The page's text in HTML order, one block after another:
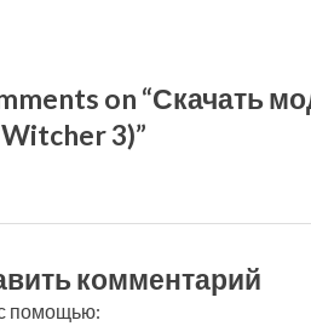
on “Скачать
3)”
комментарий
помощью: